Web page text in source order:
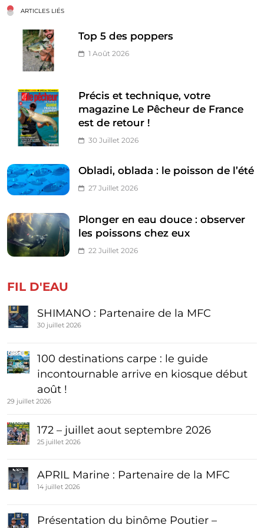
ARTICLES LIÉS
Top 5 des poppers
1 Août 2026
Précis et technique, votre
magazine Le Pêcheur de France
est de retour !
30 Juillet 2026
Obladi, oblada : le poisson de l’été
27 Juillet 2026
Plonger en eau douce : observer
les poissons chez eux
22 Juillet 2026
FIL D'EAU
SHIMANO : Partenaire de la MFC
30 juillet 2026
100 destinations carpe : le guide
incontournable arrive en kiosque début
août !
29 juillet 2026
172 – juillet aout septembre 2026
25 juillet 2026
APRIL Marine : Partenaire de la MFC
14 juillet 2026
Présentation du binôme Poutier –